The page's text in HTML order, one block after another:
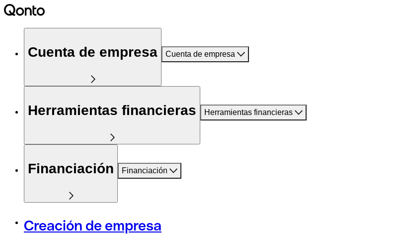
Cuenta de empresa Cuenta de empresa
Herramientas financieras Herramientas financieras
Financiación Financiación
Creación de empresa